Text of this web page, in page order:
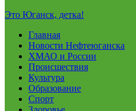
Это Юганск, детка!
Главная
Новости Нефтеюганска
ХМАО и России
Происшествия
Культура
Образование
Спорт